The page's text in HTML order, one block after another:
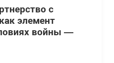
с
элемент
войны —